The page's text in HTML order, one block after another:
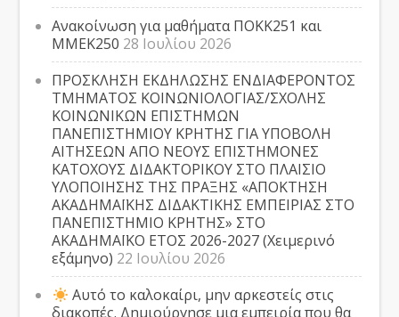
Ανακοίνωση για μαθήματα ΠΟΚΚ251 και
ΜΜΕΚ250 28 Ιουλίου 2026
ΠΡΟΣΚΛΗΣΗ ΕΚΔΗΛΩΣΗΣ ΕΝΔΙΑΦΕΡΟΝΤΟΣ
ΤΜΗΜΑΤΟΣ ΚΟΙΝΩΝΙΟΛΟΓΙΑΣ/ΣΧΟΛΗΣ
ΚΟΙΝΩΝΙΚΩΝ ΕΠΙΣΤΗΜΩΝ
ΠΑΝΕΠΙΣΤΗΜΙΟΥ ΚΡΗΤΗΣ ΓΙΑ ΥΠΟΒΟΛΗ
ΑΙΤΗΣΕΩΝ ΑΠΟ ΝΕΟΥΣ ΕΠΙΣΤΗΜΟΝΕΣ
ΚΑΤΟΧΟΥΣ ΔΙΔΑΚΤΟΡΙΚΟΥ ΣΤΟ ΠΛΑΙΣΙΟ
ΥΛΟΠΟΙΗΣΗΣ ΤΗΣ ΠΡΑΞΗΣ «ΑΠΟΚΤΗΣΗ
ΑΚΑΔΗΜΑΪΚΗΣ ΔΙΔΑΚΤΙΚΗΣ ΕΜΠΕΙΡΙΑΣ ΣΤΟ
ΠΑΝΕΠΙΣΤΗΜΙΟ ΚΡΗΤΗΣ» ΣΤΟ
ΑΚΑΔΗΜΑΪΚΟ ΕΤΟΣ 2026-2027 (Χειμερινό
εξάμηνο) 22 Ιουλίου 2026
Αυτό το καλοκαίρι, μην αρκεστείς στις
διακοπές. Δημιούργησε μια εμπειρία που θα